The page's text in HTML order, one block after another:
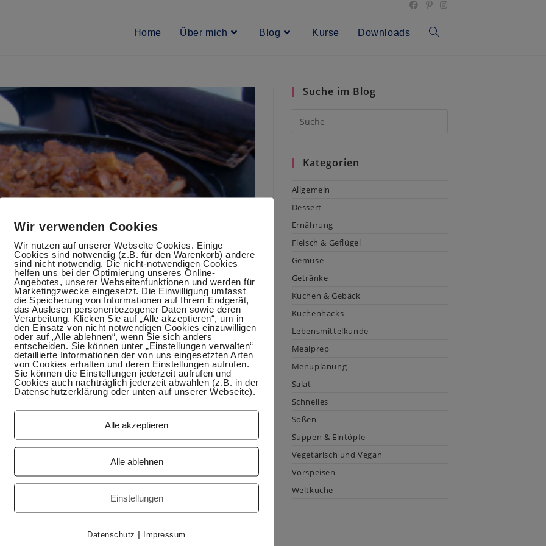
Home Über mich Blog Kurse Downloads Toggle
einen Urlaub in Polen entschieden. Posen war eines der
und unsere Diskussion verlief ungefär so „Wer
andere Ziele uns genau angesehen haben: „Warum
zweites Mal in Polen und ich bin wieder überzeugt
Geschichte, Spaß und vor allem leckeres Essen. Sogar
haben wir polnisch gegessen, aber einmal auch
Suche im Blog
Kategorien
Allgemein
Dessert
Ernährung
Fleisch & Geflügel
Gemüse
Getränke
Kuchen & Gebäck
Küchenhacks
Lebensmittelkunde
Mealprep
Menüplanung
Salat
Schnelles
Soßen
Suppen & Eintöpfe
Vegetarisch und Vegan
Vorspeisen
Weltküche
Wir verwenden Cookies
Wir nutzen auf unserer Webseite Cookies. Einige
Cookies sind notwendig (z.B. für den Warenkorb) andere
sind nicht notwendig. Die nicht-notwendigen Cookies
helfen uns bei der Optimierung unseres Online-
Angebotes, unserer Webseitenfunktionen und werden für
Marketingzwecke eingesetzt. Die Einwilligung umfasst
die Speicherung von Informationen auf Ihrem Endgerät,
das Auslesen personenbezogener Daten sowie deren
Verarbeitung. Klicken Sie auf „Alle akzeptieren“, um in
den Einsatz von nicht notwendigen Cookies einzuwilligen
oder auf „Alle ablehnen“, wenn Sie sich anders
entscheiden. Sie können unter „Einstellungen verwalten“
detaillierte Informationen der von uns eingesetzten Arten
von Cookies erhalten und deren Einstellungen aufrufen.
Sie können die Einstellungen jederzeit aufrufen und
Cookies auch nachträglich jederzeit abwählen (z.B. in der
Datenschutzerklärung oder unten auf unserer Webseite).
Alle akzeptieren
Alle ablehnen
Einstellungen
Datenschutz | Impressum